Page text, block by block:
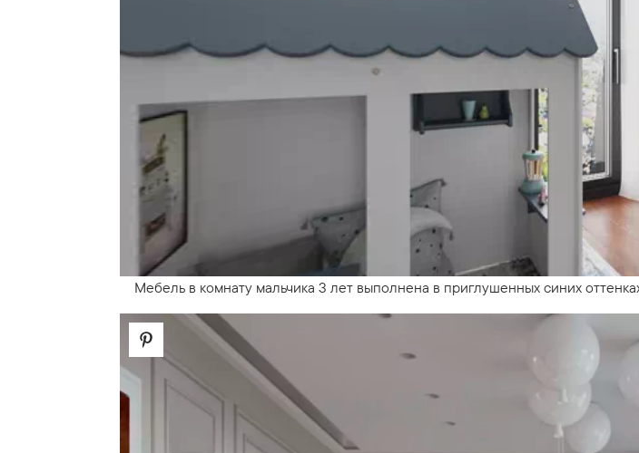
Мебель в комнату мальчика 3 лет выполнена в приглушенных синих